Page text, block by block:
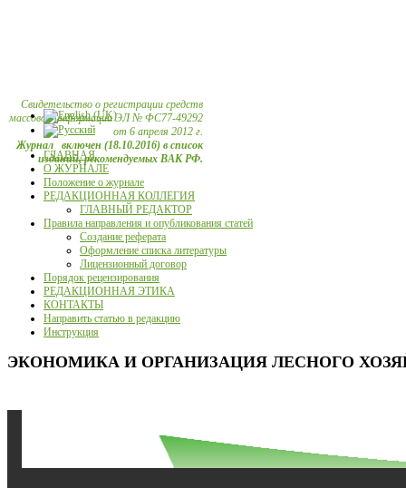
Свидетельство о регистрации средств
массовой информации ЭЛ № ФС77-49292
от 6 апреля 2012 г.
Журнал включен (18.10.2016) в список
изданий, рекомендуемых ВАК РФ.
ГЛАВНАЯ
О ЖУРНАЛЕ
Положение о журнале
РЕДАКЦИОННАЯ КОЛЛЕГИЯ
ГЛАВНЫЙ РЕДАКТОР
Правила направления и опубликования статей
Создание реферата
Оформление списка литературы
Лицензионный договор
Порядок рецензирования
РЕДАКЦИОННАЯ ЭТИКА
КОНТАКТЫ
Направить статью в редакцию
Инструкция
ЭКОНОМИКА И ОРГАНИЗАЦИЯ ЛЕСНОГО